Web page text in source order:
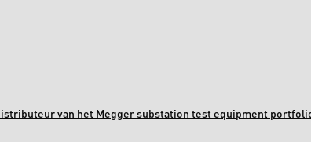
van het Megger substation test equipment